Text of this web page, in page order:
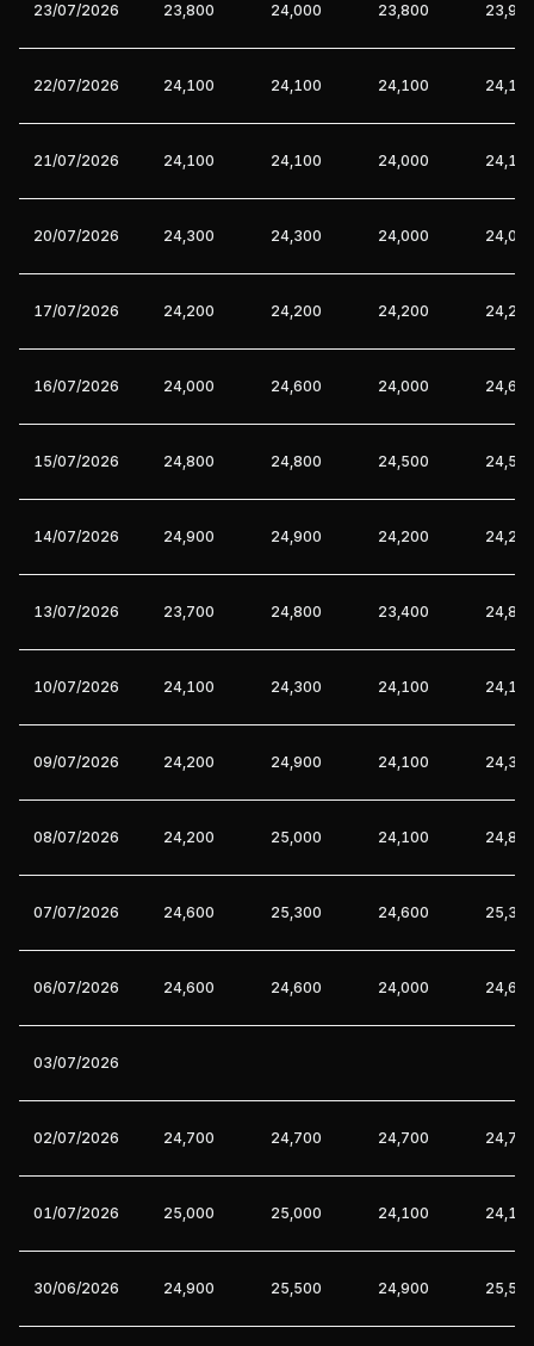
23/07/2026 23,800 24,000 23,800
22/07/2026 24,100 24,100 24,100
21/07/2026 24,100 24,100 24,000
20/07/2026 24,300 24,300 24,000
17/07/2026 24,200 24,200 24,200
16/07/2026 24,000 24,600 24,000
15/07/2026 24,800 24,800 24,500
14/07/2026 24,900 24,900 24,200
13/07/2026 23,700 24,800 23,400
10/07/2026 24,100 24,300 24,100
09/07/2026 24,200 24,900 24,100
08/07/2026 24,200 25,000 24,100
07/07/2026 24,600 25,300 24,600
06/07/2026 24,600 24,600 24,000
03/07/2026
02/07/2026 24,700 24,700 24,700
01/07/2026 25,000 25,000 24,100
30/06/2026 24,900 25,500 24,900